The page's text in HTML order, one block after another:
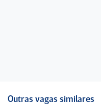
Outras vagas similares